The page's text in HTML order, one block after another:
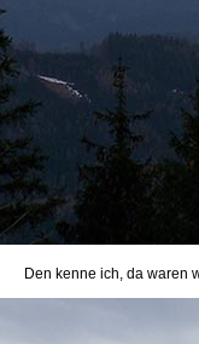
Den kenne ich, da waren